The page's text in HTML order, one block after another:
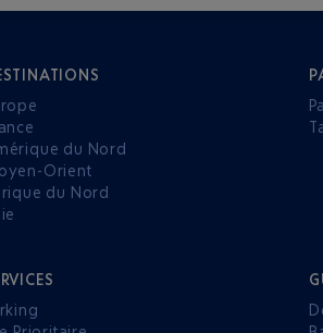
du Nord
Orient
du Nord